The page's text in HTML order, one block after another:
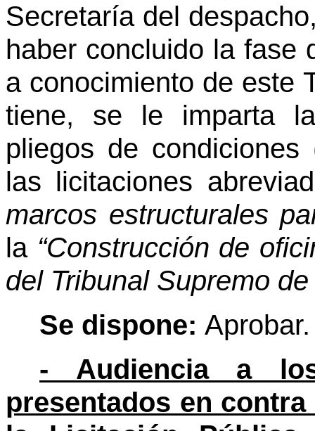
Secretaría del
haber concluido la fase
a conocimiento de este
tiene, se le imparta
pliegos de condiciones
las licitaciones
marcos estructurales
la “Construcción de
del Tribunal Supremo
Se dispone: Aprobar.
- Audiencia a
presentados en